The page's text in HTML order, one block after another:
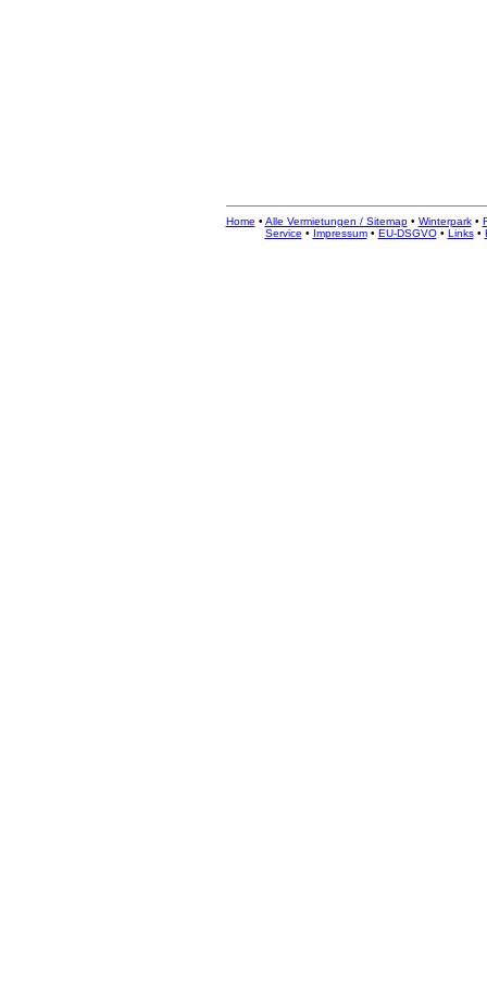
Home • Alle Vermietungen / Sitemap• Winterpark•
Service • Impressum• EU-DSGVO• Links•